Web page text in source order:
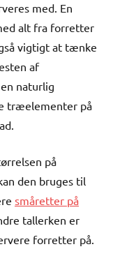
med. En
alt fra forretter
vigtigt at tænke
af
naturlig
træelementer på
på
den bruges til
småretter på
tallerken er
forretter på.